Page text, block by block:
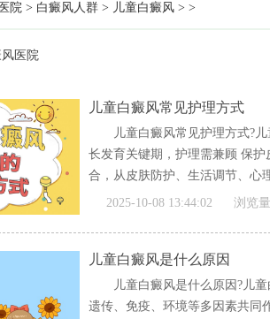
院 > 白癜风人群 > 儿童白癜风 > >
儿童白癜风常见护理方式
儿童白癜风常见护理方式?
长发育关键期，护理需兼顾 保
合，从皮肤防护、生活调节、心
[全文]
2025-10-08 13:44:02 浏览
儿童白癜风是什么原因
儿童白癜风是什么原因?儿
遗传、免疫、环境等多因素共同